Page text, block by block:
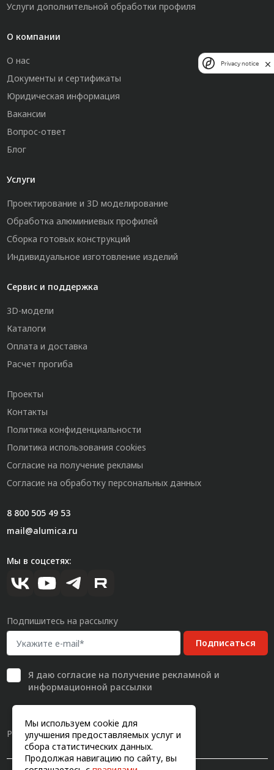
Мы используем cookie для
улучшения предоставляемых услуг и
сбора статистических данных.
Продолжая навигацию по сайту, вы
Услуги дополнительной обработки профиля
О компании
О нас
Документы и сертификаты
Юридическая информация
Вакансии
Вопрос-ответ
Блог
Услуги
Проектирование и 3D моделирование
Обработка алюминиевых профилей
Сборка готовых конструкций
Индивидуальное изготовление изделий
Сервис и поддержка
3D-модели
Каталоги
Оплата и доставка
Расчет прогиба
Проекты
Контакты
Политика конфиденциальности
Политика использования cookies
Согласие на получение рекламы
Согласие на обработку персональных данных
8 800 505 49 53
mail@alumica.ru
Мы в соцсетях:
Подпишитесь на рассылку
Подписаться
Я даю согласиена получение рекламной и
информационной рассылки
Разработка сайта
Privacy notice